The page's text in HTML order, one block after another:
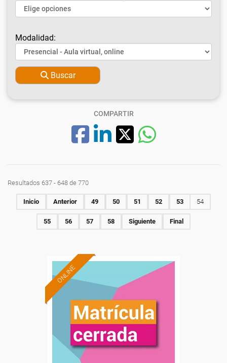
Modalidad:
Buscar
COMPARTIR
Resultados 637 - 648 de 770
Inicio Anterior 49 50 51 52 53 54
55 56 57 58 Siguiente Final
ONLINE